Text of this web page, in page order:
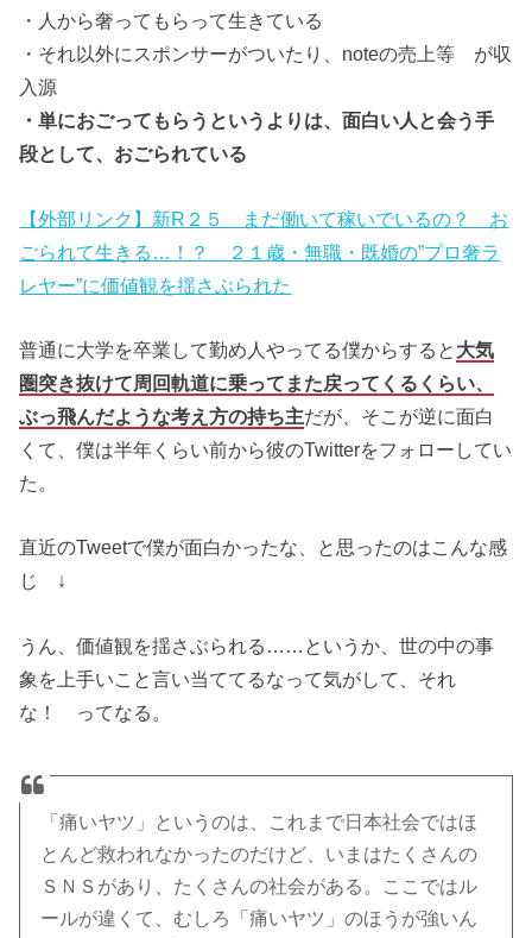
・人から奢ってもらって生きている
・それ以外にスポンサーがついたり、noteの売上等 が収
入源
・単におごってもらうというよりは、面白い人と会う手
段として、おごられている
【外部リンク】新R２５ まだ働いて稼いでいるの？ お
ごられて生きる…！？ ２１歳・無職・既婚の”プロ奢ラ
レヤー”に価値観を揺さぶられた
普通に大学を卒業して勤め人やってる僕からすると 大気
圏突き抜けて周回軌道に乗ってまた戻ってくるくらい、
ぶっ飛んだような考え方の持ち主だが、そこが逆に面白
くて、僕は半年くらい前から彼のTwitterをフォローしてい
た。
直近のTweetで僕が面白かったな、と思ったのはこんな感
じ ↓
うん、価値観を揺さぶられる……というか、世の中の事
象を上手いこと言い当ててるなって気がして、それ
な！ ってなる。
「痛いヤツ」というのは、これまで日本社会ではほ
とんど救われなかったのだけど、いまはたくさんの
ＳＮＳがあり、たくさんの社会がある。ここではル
ールが違くて、むしろ「痛いヤツ」のほうが強いん